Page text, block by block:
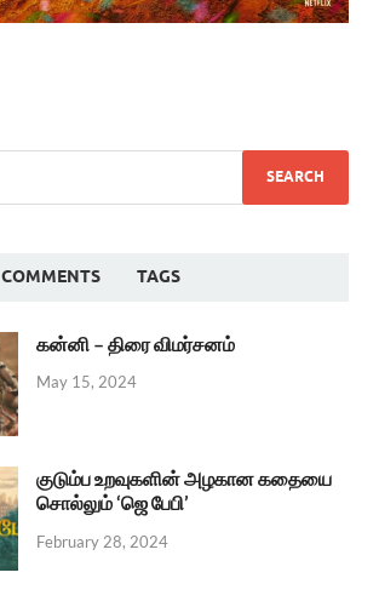
COMMENTS TAGS
கன்னி – திரை விமர்சனம்
May 15, 2024
குடும்ப உறவுகளின் அழகான கதையை
சொல்லும் ‘ஜெ பேபி’
February 28, 2024